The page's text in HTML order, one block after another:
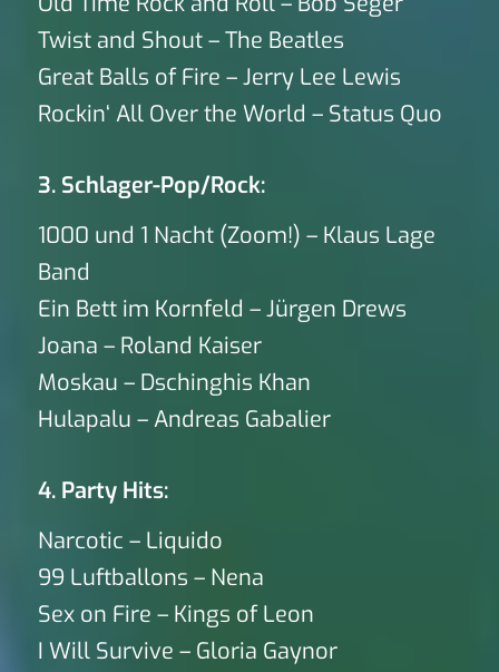
Twist and Shout – The Beatles
Great Balls of Fire – Jerry Lee Lewis
Rockin‘ All Over the World – Status Quo
3. Schlager-Pop/Rock:
1000 und 1 Nacht (Zoom!) – Klaus Lage
Band
Ein Bett im Kornfeld – Jürgen Drews
Joana – Roland Kaiser
Moskau – Dschinghis Khan
Hulapalu – Andreas Gabalier
4. Party Hits:
Narcotic – Liquido
99 Luftballons – Nena
Sex on Fire – Kings of Leon
I Will Survive – Gloria Gaynor